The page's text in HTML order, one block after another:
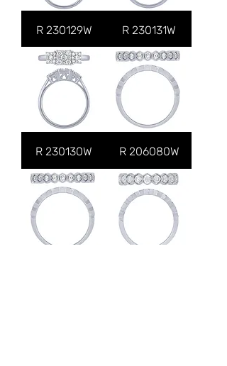
R 230129W R 230131W
R 230130W R 206080W